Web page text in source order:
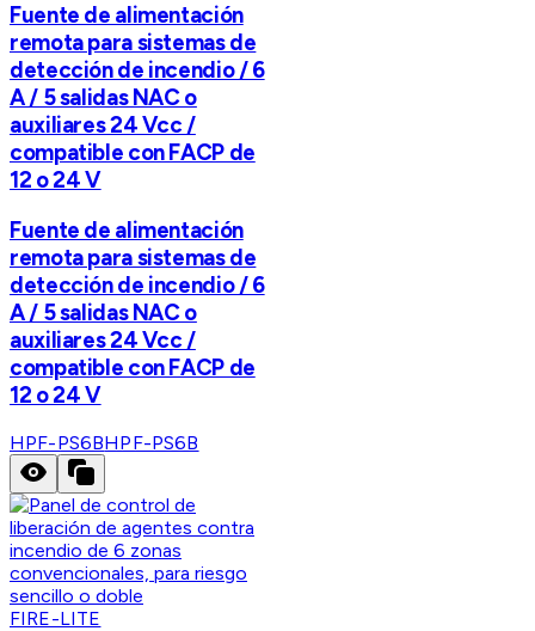
Fuente de alimentación
remota para sistemas de
detección de incendio / 6
A / 5 salidas NAC o
auxiliares 24 Vcc /
compatible con FACP de
12 o 24 V
Fuente de alimentación
remota para sistemas de
detección de incendio / 6
A / 5 salidas NAC o
auxiliares 24 Vcc /
compatible con FACP de
12 o 24 V
HPF-PS6BHPF-PS6B
FIRE-LITE